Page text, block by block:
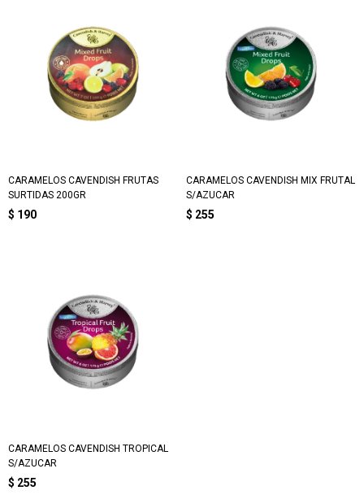
CARAMELOS CAVENDISH FRUTAS
SURTIDAS 200GR
$ 190
CARAMELOS CAVENDISH MIX FRUTAL
S/AZUCAR
$ 255
CARAMELOS CAVENDISH TROPICAL
S/AZUCAR
$ 255